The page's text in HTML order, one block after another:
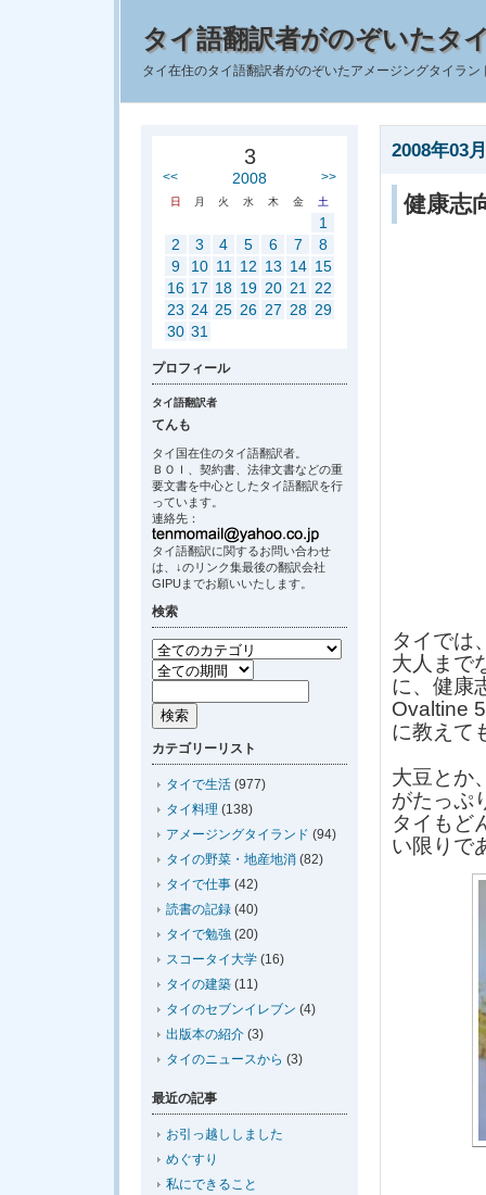
タイ語翻訳者がのぞいたタ
タイ在住のタイ語翻訳者がのぞいたアメージングタイラ
2008年03
健康志
タイでは
大人まで
に、健康
Ovaltine
に教えて
大豆とか
がたっぷ
タイもど
い限りで
3
<< 2008 >>
日 月 火 水 木 金 土
1
2
3 4 5 6 7
8
9
10 11 12 13 14 15
16 17 18 19 20 21
22
23 24 25 26 27 28 29
30 31
プロフィール
タイ語翻訳者
てんも
タイ国在住のタイ語翻訳者。
ＢＯＩ、契約書、法律文書などの重
要文書を中心としたタイ語翻訳を行
っています。
連絡先：
タイ語翻訳に関するお問い合わせ
は、↓のリンク集最後の翻訳会社
GIPUまでお願いいたします。
検索
カテゴリーリスト
タイで生活 (977)
タイ料理 (138)
アメージングタイランド (94)
タイの野菜・地産地消 (82)
タイで仕事 (42)
読書の記録 (40)
タイで勉強 (20)
スコータイ大学 (16)
タイの建築 (11)
タイのセブンイレブン (4)
出版本の紹介 (3)
タイのニュースから (3)
最近の記事
お引っ越ししました
めぐすり
私にできること